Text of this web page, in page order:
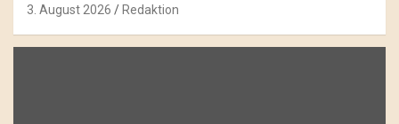
3. August 2026 Redaktion